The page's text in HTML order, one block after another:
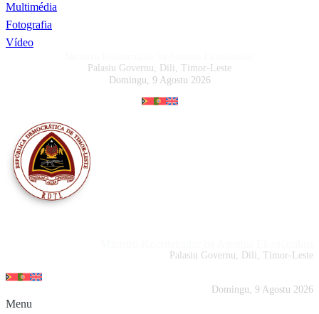
Multimédia
Fotografia
Vídeo
Palasiu Governu, Dili, Timor-Leste
Domingu, 9 Agostu 2026
Palasiu Governu, Dili, Timor-Leste
Domingu, 9 Agostu 2026
Menu